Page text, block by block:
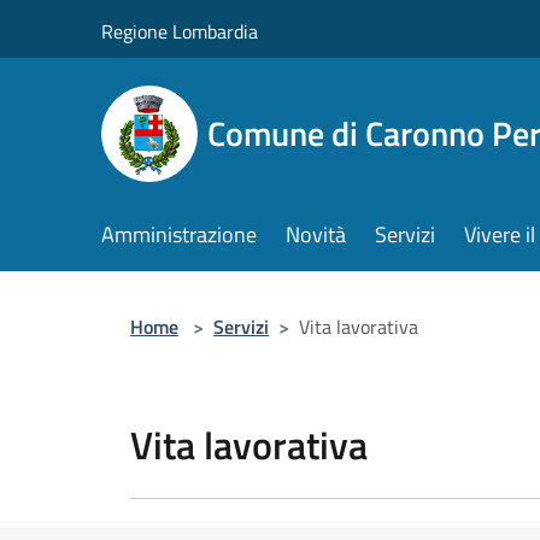
Regione Lombardia
Comune di Caronno
Amministrazione Novità Servizi Vivere
Home > Servizi > Vita lavorativa
Vita lavorativa